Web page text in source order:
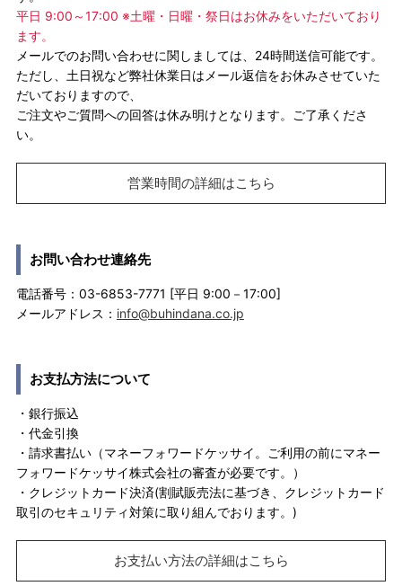
平日 9:00～17:00 ※土曜・日曜・祭日はお休みをいただいており
ます。
メールでのお問い合わせに関しましては、24時間送信可能です。
ただし、土日祝など弊社休業日はメール返信をお休みさせていた
だいておりますので、
ご注文やご質問への回答は休み明けとなります。ご了承くださ
い。
営業時間の詳細はこちら
お問い合わせ連絡先
電話番号：03-6853-7771 [平日 9:00－17:00]
メールアドレス： info@buhindana.co.jp
お支払方法について
・銀行振込
・代金引換
・請求書払い（マネーフォワードケッサイ。ご利用の前にマネー
フォワードケッサイ株式会社の審査が必要です。）
・クレジットカード決済(割賦販売法に基づき、クレジットカード
取引のセキュリティ対策に取り組んでおります。)
お支払い方法の詳細はこちら